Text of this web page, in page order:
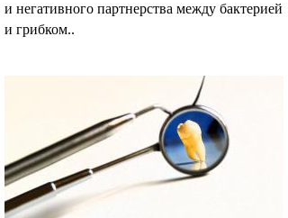
и негативного партнерства между бактерией
и грибком..